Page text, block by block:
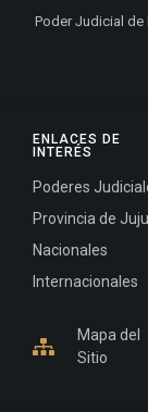
ENLACES DE
INTERÉS
Poderes
Provincia de
Nacionales
Internacionales
Mapa del
Sitio
Poder Judicial de